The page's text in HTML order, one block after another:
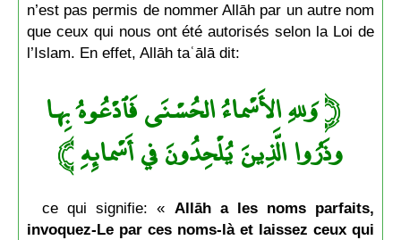
n’est pas permis de nommer Allāh par un autre nom
que ceux qui nous ont été autorisés selon la Loi de
l’Islam. En effet, Allāh taʿālā dit:
﴿وَللهِ الأَسْماءُ الحُسْنَى فَٱدْعُوهُ بِها
وذَرُوا الَّذِينَ يُلْحِدُونَ في أَسْمائِهِ﴾
ce qui signifie: « Allāha les noms parfaits,
invoquez-Le par ces noms-là et laissez ceux qui